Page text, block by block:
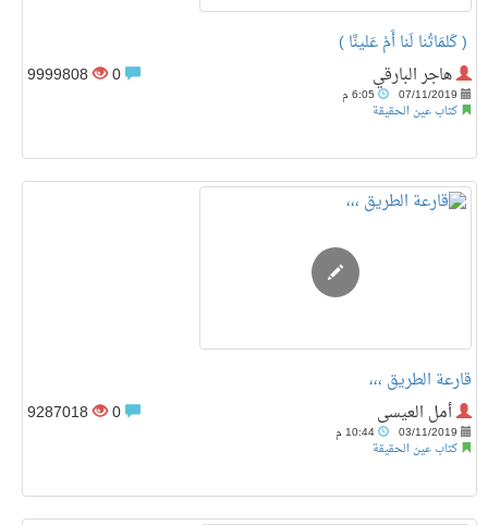
‏ ( كَلمَاتُنا لَنا أَمْ عَلينَّا )
هاجر البارقي
07/11/2019
كتاب عين الحقيقة
9999808
قارعة الطريق ،،،
أمل العيسى
03/11/2019
كتاب عين الحقيقة
9287018